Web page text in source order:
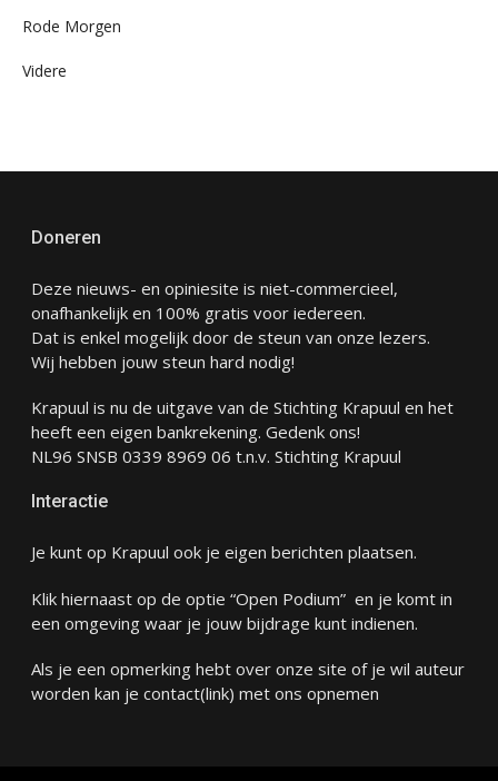
Rode Morgen
Videre
Doneren
Deze nieuws- en opiniesite is niet-commercieel,
onafhankelijk en 100% gratis voor iedereen.
Dat is enkel mogelijk door de steun van onze lezers.
Wij hebben jouw steun hard nodig!
Krapuul is nu de uitgave van de Stichting Krapuul en het
heeft een eigen bankrekening. Gedenk ons!
NL96 SNSB 0339 8969 06 t.n.v. Stichting Krapuul
Interactie
Je kunt op Krapuul ook je eigen berichten plaatsen.
Klik hiernaast op de optie “Open Podium” en je komt in
een omgeving waar je jouw bijdrage kunt indienen.
Als je een opmerking hebt over onze site of je wil auteur
worden kan je contact(link) met ons opnemen